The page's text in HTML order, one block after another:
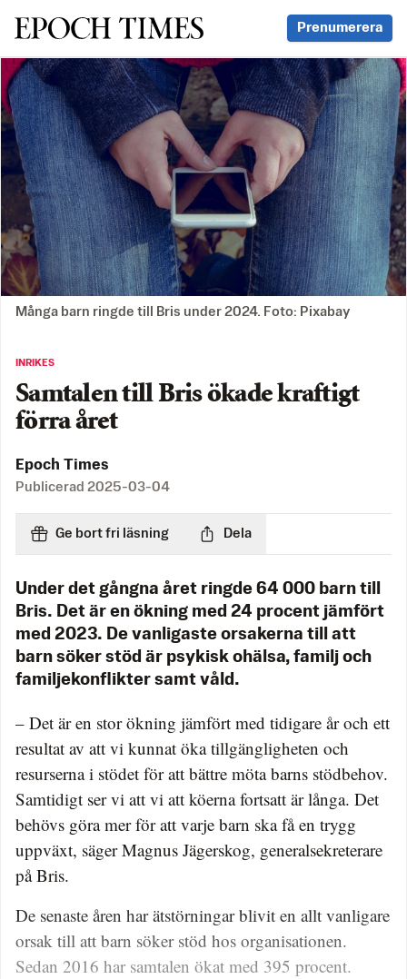
Svenska Epoch Times Prenumerera
Många barn ringde till Bris under 2024. Foto: Pixabay
INRIKES
Samtalen till Bris ökade kraftigt
förra året
Epoch Times
Publicerad 2025-03-04
Ge bort fri läsning Dela
Under det gångna året ringde 64 000 barn till
Bris. Det är en ökning med 24 procent jämfört
med 2023. De vanligaste orsakerna till att
barn söker stöd är psykisk ohälsa, familj och
familjekonflikter samt våld.
– Det är en stor ökning jämfört med tidigare år och ett
resultat av att vi kunnat öka tillgängligheten och
resurserna i stödet för att bättre möta barns stödbehov.
Samtidigt ser vi att vi att köerna fortsatt är långa. Det
behövs göra mer för att varje barn ska få en trygg
uppväxt, säger Magnus Jägerskog, generalsekreterare
på Bris.
De senaste åren har ätstörningar blivit en allt vanligare
orsak till att barn söker stöd hos organisationen.
Sedan 2016 har samtalen ökat med 395 procent.